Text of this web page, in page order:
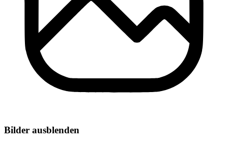
Bilder ausblenden